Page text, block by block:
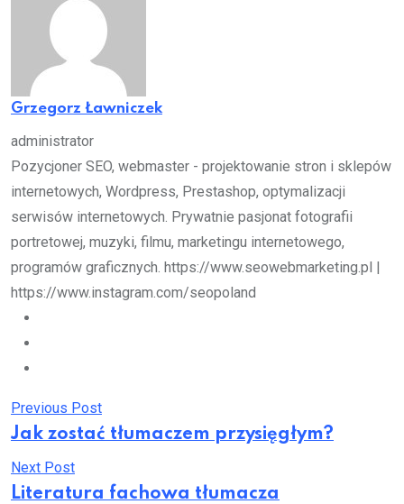
Grzegorz Ławniczek
administrator
Pozycjoner SEO, webmaster - projektowanie stron i sklepów
internetowych, Wordpress, Prestashop, optymalizacji
serwisów internetowych. Prywatnie pasjonat fotografii
portretowej, muzyki, filmu, marketingu internetowego,
programów graficznych. https://www.seowebmarketing.pl |
https://www.instagram.com/seopoland
Previous Post
Jak zostać tłumaczem przysięgłym?
Next Post
Literatura fachowa tłumacza